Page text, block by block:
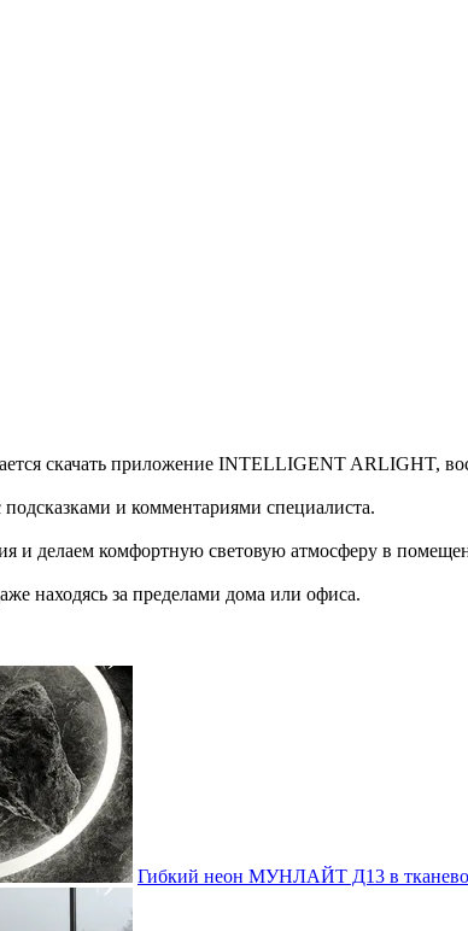
скачать приложение INTELLIGENT ARLIGHT,
и комментариями специалиста.
и делаем комфортную световую атмосферу в
находясь за пределами дома или офиса.
Гибкий неон МУНЛАЙТ Д13 в